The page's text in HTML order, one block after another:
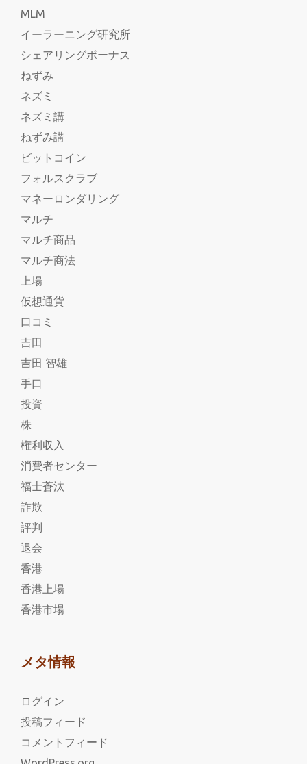
MLM
イーラーニング研究所
シェアリングボーナス
ねずみ
ネズミ
ネズミ講
ねずみ講
ビットコイン
フォルスクラブ
マネーロンダリング
マルチ
マルチ商品
マルチ商法
上場
仮想通貨
口コミ
吉田
吉田 智雄
手口
投資
株
権利収入
消費者センター
福士蒼汰
詐欺
評判
退会
香港
香港上場
香港市場
メタ情報
ログイン
投稿フィード
コメントフィード